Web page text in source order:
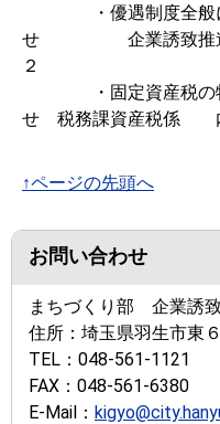
・優遇制度全般に
せ 企業誘致推進
２
・固定資産税の特
せ 税務課資産税係
↑ページの先頭へ
お問い合わせ
まちづくり部 企業誘
住所： 埼玉県羽生市東
TEL： 048-561-1121
FAX： 048-561-6380
E-Mail：